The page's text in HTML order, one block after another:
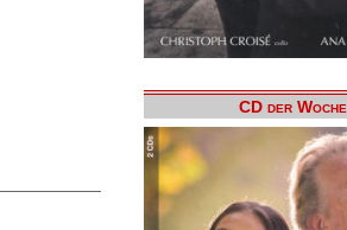
CD der Woche